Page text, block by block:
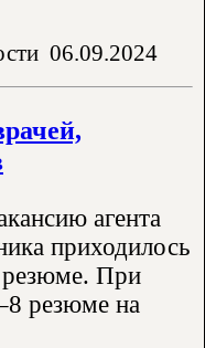
06.09.2024
агента
приходилось
резюме. При
резюме на